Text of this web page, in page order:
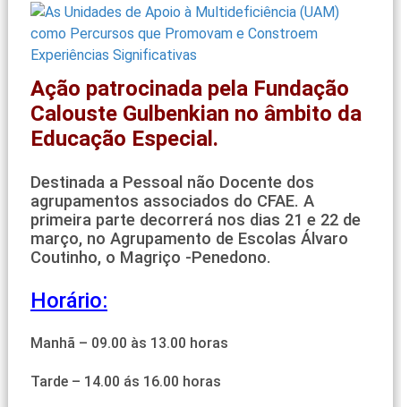
Ação patrocinada pela Fundação
Calouste Gulbenkian no âmbito da
Educação Especial.
Destinada a Pessoal não Docente dos
agrupamentos associados do CFAE. A
primeira parte decorrerá nos dias 21 e 22 de
março, no Agrupamento de Escolas Álvaro
Coutinho, o Magriço -Penedono.
Horário:
Manhã – 09.00 às 13.00 horas
Tarde – 14.00 ás 16.00 horas